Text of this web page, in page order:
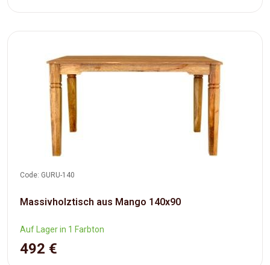
Code: GURU-140
Massivholztisch aus Mango 140x90
Auf Lager in 1 Farbton
492 €